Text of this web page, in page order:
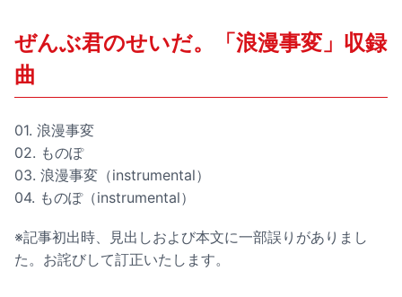
ぜんぶ君のせいだ。「浪漫事変」収録
曲
01. 浪漫事変
02. ものぽ
03. 浪漫事変（instrumental）
04. ものぽ（instrumental）
※記事初出時、見出しおよび本文に一部誤りがありまし
た。お詫びして訂正いたします。